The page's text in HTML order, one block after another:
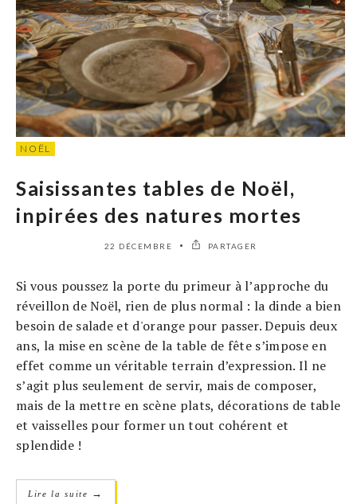
NOËL
Saisissantes tables de Noël,
inpirées des natures mortes
22 DÉCEMBRE PARTAGER
Si vous poussez la porte du primeur à l’approche du
réveillon de Noël, rien de plus normal : la dinde a bien
besoin de salade et d'orange pour passer. Depuis deux
ans, la mise en scène de la table de fête s’impose en
effet comme un véritable terrain d’expression. Il ne
s’agit plus seulement de servir, mais de composer,
mais de la mettre en scène plats, décorations de table
et vaisselles pour former un tout cohérent et
splendide !
Lire la suite →